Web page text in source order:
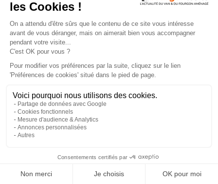
JOA by Pilote soigne les apparences et